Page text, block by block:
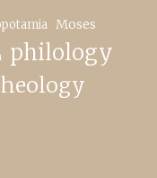
Moses
philology